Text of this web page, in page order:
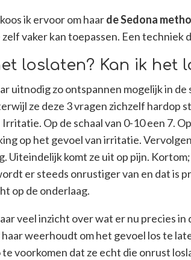
ik ervoor om haarde Sedona
zelf vaker kan toepassen. Een techniek
loslaten? Kan ik het
uitnodig zo ontspannen mogelijk in
ze deze 3 vragen zichzelf hardop
Op de schaal van 0-10 een 7.
op het gevoel van irritatie.
Uiteindelijk komt ze uit op pijn.
er steeds onrustiger van en dat is
op de onderlaag.
veel inzicht over wat er nu precies
weerhoudt om het gevoel los te
voorkomen dat ze echt die onrust